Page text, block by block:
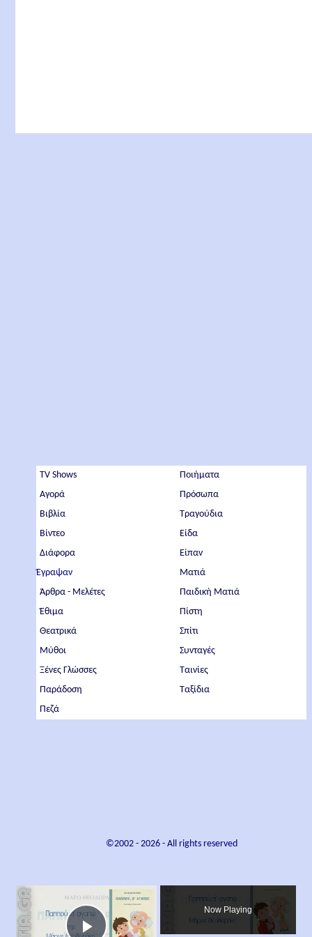
TV Shows
Αγορά
Βιβλία
Βίντεο
Διάφορα
Έγραψαν
Άρθρα - Μελέτες
Έθιμα
Θεατρικά
Μύθοι
Ξένες Γλώσσες
Παράδοση
Πεζά
Ποιήματα
Πρόσωπα
Τραγούδια
Είδα
Είπαν
Ματιά
Παιδική Ματιά
Πίστη
Σπίτι
Συνταγές
Ταινίες
Ταξίδια
©2002 - 2026- All rights reserved
×
Now Playing